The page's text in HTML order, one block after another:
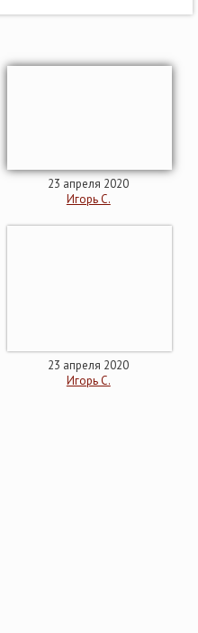
23 апреля 2020
Игорь С.
23 апреля 2020
Игорь С.